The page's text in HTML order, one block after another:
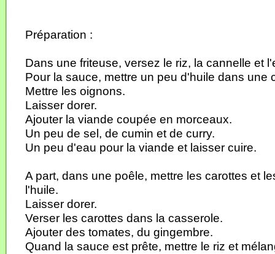
Préparation :
Dans une friteuse, versez le riz, la cannelle et
Pour la sauce, mettre un peu d'huile dans une
Mettre les oignons.
Laisser dorer.
Ajouter la viande coupée en morceaux.
Un peu de sel, de cumin et de curry.
Un peu d'eau pour la viande et laisser cuire.
A part, dans une poêle, mettre les carottes et
l'huile.
Laisser dorer.
Verser les carottes dans la casserole.
Ajouter des tomates, du gingembre.
Quand la sauce est prête, mettre le riz et